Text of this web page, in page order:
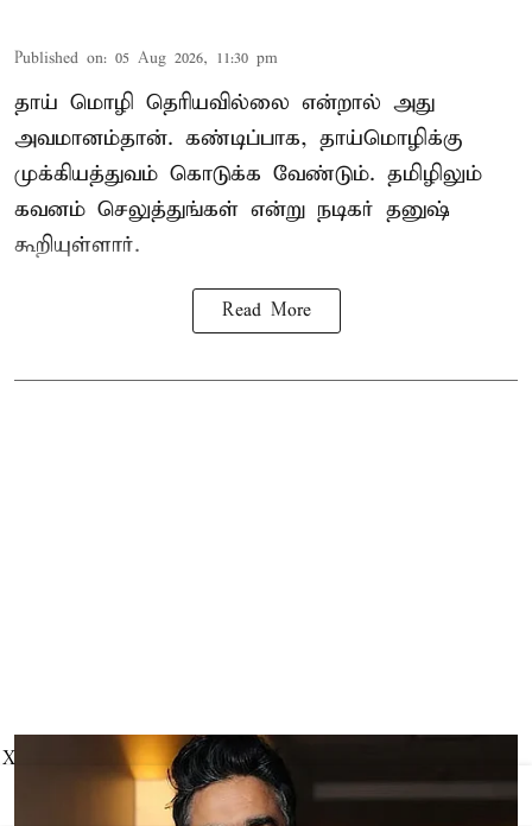
Published on: 05 Aug 2026, 11:30 pm
தாய் மொழி தெரியவில்லை என்றால் அது
அவமானம்தான். கண்டிப்பாக, தாய்மொழிக்கு
முக்கியத்துவம் கொடுக்க வேண்டும். தமிழிலும்
கவனம் செலுத்துங்கள் என்று நடிகர் தனுஷ்
கூறியுள்ளார்.
Read More
X